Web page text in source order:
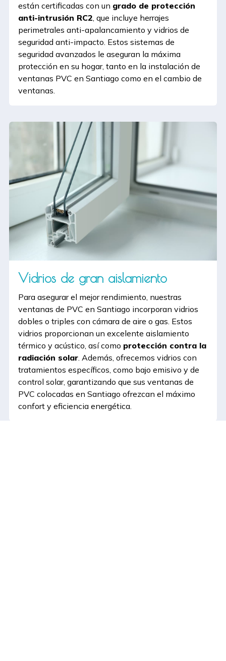
están certificadas con un grado de protección
anti-intrusión RC2, que incluye herrajes
perimetrales anti-apalancamiento y vidrios de
seguridad anti-impacto. Estos sistemas de
seguridad avanzados le aseguran la máxima
protección en su hogar, tanto en la instalación de
ventanas PVC en Santiago como en el cambio de
ventanas.
Vidrios de gran aislamiento
Para asegurar el mejor rendimiento, nuestras
ventanas de PVC en Santiago incorporan vidrios
dobles o triples con cámara de aire o gas. Estos
vidrios proporcionan un excelente aislamiento
térmico y acústico, así como protección contra la
radiación solar . Además, ofrecemos vidrios con
tratamientos específicos, como bajo emisivo y de
control solar, garantizando que sus ventanas de
PVC colocadas en Santiago ofrezcan el máximo
confort y eficiencia energética.